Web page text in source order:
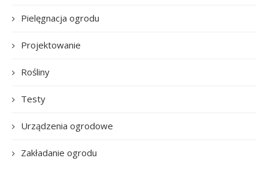
Pielęgnacja ogrodu
Projektowanie
Rośliny
Testy
Urządzenia ogrodowe
Zakładanie ogrodu